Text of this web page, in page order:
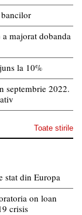
majorat dobanda
la 10%
septembrie 2022.
Toate stirile
stat din Europa
on loan
crisis